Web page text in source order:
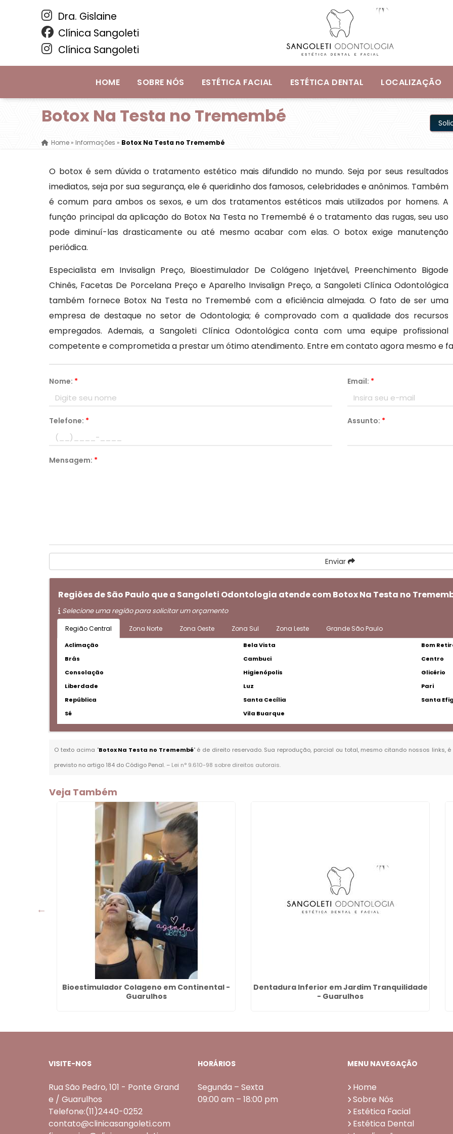
Dra. Gislaine
Clínica Sangoleti
Clínica Sangoleti
HOME SOBRE NÓS ESTÉTICA FACIAL ESTÉTICA DENTAL LOCALIZAÇÃO
Botox Na Testa no Tremembé
Home»Informações » Botox Na Testa no Tremembé
O botox é sem dúvida o tratamento estético mais difundido no mundo. Seja por seus resultados
imediatos, seja por sua segurança, ele é queridinho dos famosos, celebridades e anônimos. Também
é comum para ambos os sexos, e um dos tratamentos estéticos mais utilizados por homens. A
função principal da aplicação do Botox Na Testa no Tremembé é o tratamento das rugas, seu uso
pode diminuí-las drasticamente ou até mesmo acabar com elas. O botox exige manutenção
periódica.
Especialista em Invisalign Preço, Bioestimulador De Colágeno Injetável, Preenchimento Bigode
Chinês, Facetas De Porcelana Preço e Aparelho Invisalign Preço, a Sangoleti Clínica Odontológica
também fornece Botox Na Testa no Tremembé com a eficiência almejada. O fato de ser uma
empresa de destaque no setor de Odontologia; é comprovado com a qualidade dos recursos
empregados. Ademais, a Sangoleti Clínica Odontológica conta com uma equipe profissional
competente e comprometida a prestar um ótimo atendimento. Entre em contato agora mesmo e
Nome: * Email: *
Telefone: * Assunto: *
Mensagem: *
Enviar
Regiões de São Paulo que a Sangoleti Odontologia atende com Botox Na Testa no
Selecione uma região para solicitar um orçamento
Região Central Zona Norte Zona Oeste Zona Sul Zona Leste Grande São Paulo
Aclimação Bela Vista
Bom
Brás
Cambuci
Centro
Consolação
Higienópolis
Glicério
Liberdade
Luz
Pari
República
Santa Cecília
Santa
Sé
Vila Buarque
O texto acima "Botox Na Testa no Tremembé" é de direito reservado. Sua reprodução, parcial ou total, mesmo citando nossos links,
previsto no artigo 184 do Código Penal. – Lei n° 9.610-98 sobre direitos autorais.
Veja Também
Bioestimulador Colageno em Continental -
Guarulhos
Dentadura Inferior em Jardim Tranquilidade
- Guarulhos
VISITE-NOS
Rua São Pedro, 101 - Ponte Grand
e / Guarulhos
Telefone:(11)2440-0252
contato@clinicasangoleti.com
HORÁRIOS
Segunda – Sexta
09:00 am – 18:00 pm
MENU NAVEGAÇÃO
Home
Sobre Nós
Estética Facial
Estética Dental